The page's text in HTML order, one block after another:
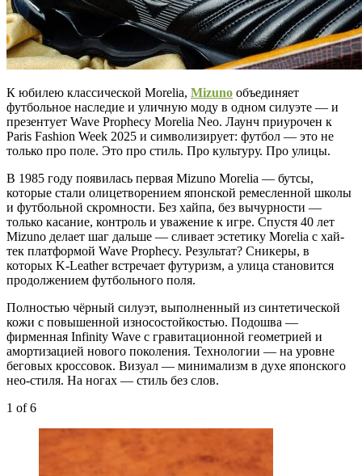
К юбилею классической Morelia, Mizuno объединяет
футбольное наследие и уличную моду в одном силуэте — и
презентует Wave Prophecy Morelia Neo. Лаунч приурочен к
Paris Fashion Week 2025 и символизирует: футбол — это не
только про поле. Это про стиль. Про культуру. Про улицы.
В 1985 году появилась первая Mizuno Morelia — бутсы,
которые стали олицетворением японской ремесленной школы
и футбольной скромности. Без хайпа, без вычурности —
только касание, контроль и уважение к игре. Спустя 40 лет
Mizuno делает шаг дальше — сливает эстетику Morelia с хай-
тек платформой Wave Prophecy. Результат? Сникеры, в
которых K-Leather встречает футуризм, а улица становится
продолжением футбольного поля.
Полностью чёрный силуэт, выполненный из синтетической
кожи с повышенной износостойкостью. Подошва —
фирменная Infinity Wave с гравитационной геометрией и
амортизацией нового поколения. Технологии — на уровне
беговых кроссовок. Визуал — минимализм в духе японского
нео-стиля. На ногах — стиль без слов.
1 of 6